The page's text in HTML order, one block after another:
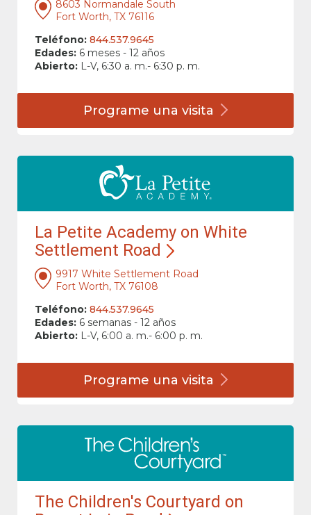
8603 Normandale South
Fort Worth, TX 76116
Teléfono: 844.537.9645
Edades: 6 meses - 12 años
Abierto: L-V, 6:30 a. m.- 6:30 p. m.
Programe una visita
La Petite Academy on White
Settlement Road
9917 White Settlement Road
Fort Worth, TX 76108
Teléfono: 844.537.9645
Edades: 6 semanas - 12 años
Abierto: L-V, 6:00 a. m.- 6:00 p. m.
Programe una visita
The Children's Courtyard on